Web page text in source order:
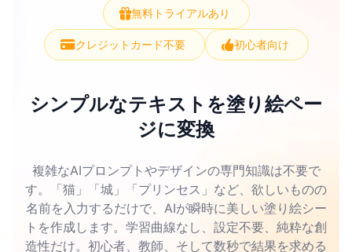
無料トライアルあり
クレジットカード不要 初心者向け
シンプルなテキストを塗り絵ペー
ジに変換
複雑なAIプロンプトやデザインの専門知識は不要で
す。「猫」「城」「プリンセス」など、欲しいものの
名前を入力するだけで、AIが瞬時に美しい塗り絵シー
トを作成します。学習曲線なし、設定不要、純粋な創
造性だけ。初心者、教師、そして数秒で結果を求める